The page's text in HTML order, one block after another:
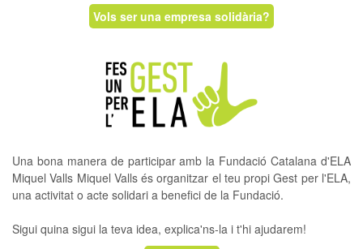
Vols ser una empresa solidària?
Una bona manera de participar amb la Fundació Catalana d'ELA
Miquel Valls Miquel Valls és organitzar el teu propi Gest per l'ELA,
una activitat o acte solidari a benefici de la Fundació.
Sigui quina sigui la teva idea, explica'ns-la i t'hi ajudarem!